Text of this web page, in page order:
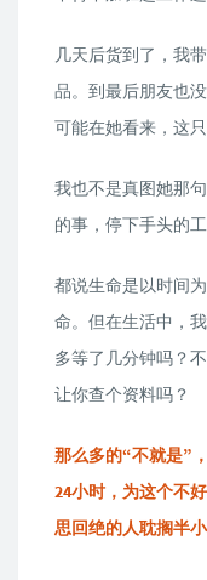
几天后货到了，我
品。到最后朋友也
可能在她看来，这
我也不是真图她那
的事，停下手头的
都说生命是以时间
命。但在生活中，
多等了几分钟吗？
让你查个资料吗？
那么多的“不就是”
24小时，为这个不
思回绝的人耽搁半